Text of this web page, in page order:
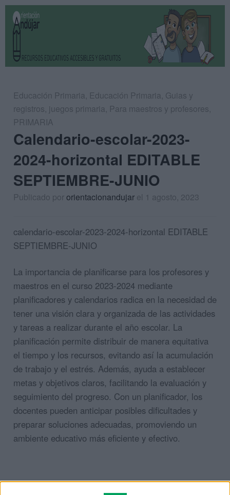
Educación Primaria, Educación Primaria, Guias y
registros, juegos primaria, Para maestros y profesores,
PRIMARIA
Calendario-escolar-2023-
2024-horizontal EDITABLE
SEPTIEMBRE-JUNIO
Publicado pororientacionandujar el 1 agosto, 2023
calendario-escolar-2023-2024-horizontal EDITABLE
SEPTIEMBRE-JUNIO
La importancia de planificarse para los profesores y
maestros en el curso 2023-2024 mediante
planificadores y calendarios radica en la necesidad de
tener una visión clara y organizada de las actividades
y tareas a realizar durante el año escolar. La
planificación permite distribuir de manera equitativa
el tiempo y los recursos, evitando así la acumulación
de trabajo y el estrés. Además, ayuda a establecer
metas y objetivos claros, facilitando la evaluación y
seguimiento del progreso. Con un planificador, los
docentes pueden anticipar posibles dificultades y
preparar soluciones adecuadas, promoviendo un
ambiente educativo más eficiente y efectivo.